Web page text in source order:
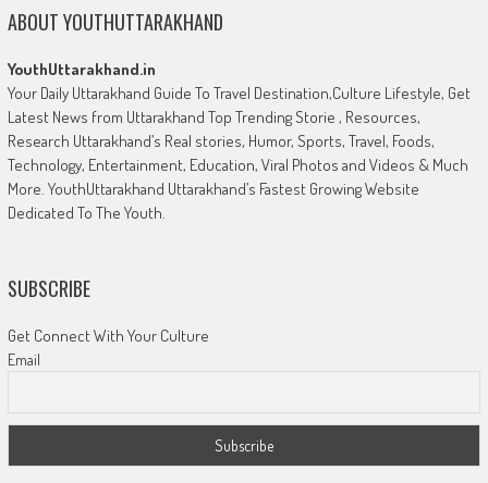
ABOUT YOUTHUTTARAKHAND
YouthUttarakhand.in
Your Daily Uttarakhand Guide To Travel Destination,Culture Lifestyle, Get
Latest News from Uttarakhand Top Trending Storie , Resources,
Research Uttarakhand’s Real stories, Humor, Sports, Travel, Foods,
Technology, Entertainment, Education, Viral Photos and Videos & Much
More. YouthUttarakhand Uttarakhand’s Fastest Growing Website
Dedicated To The Youth.
SUBSCRIBE
Get Connect With Your Culture
Email